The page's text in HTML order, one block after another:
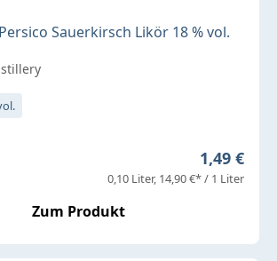
Sauerkirsch Likör 18 % vol.
Regulärer
1,49 €
0,10 Liter 14,90 €* / 1 Liter
Zum Produkt